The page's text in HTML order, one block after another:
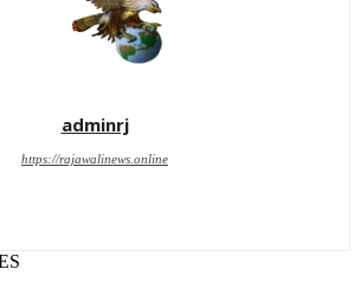
adminrj
https://rajawalinews.online